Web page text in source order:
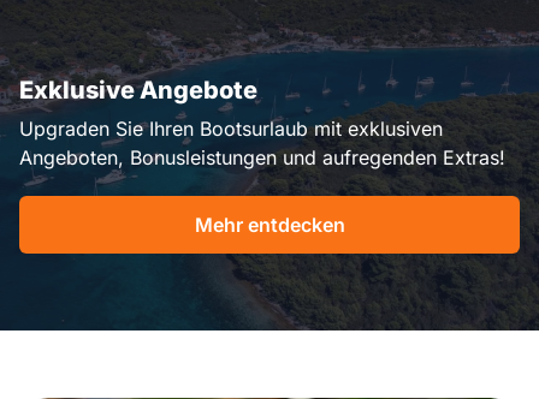
Exklusive Angebote
Upgraden Sie Ihren Bootsurlaub mit exklusiven
Angeboten, Bonusleistungen und aufregenden Extras!
Mehr entdecken